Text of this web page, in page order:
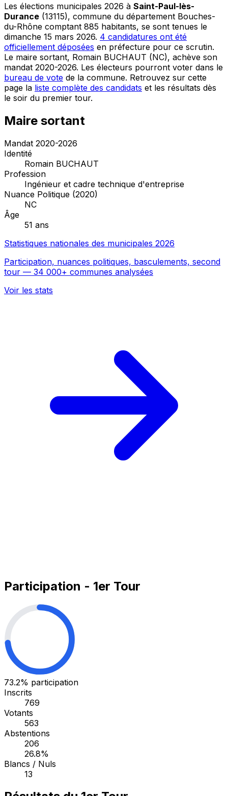
Les élections municipales 2026 à Saint-Paul-lès-
Durance (13115), commune du département Bouches-
du-Rhône comptant 885 habitants, se sont tenues le
dimanche 15 mars 2026. 4 candidatures ont été
officiellement déposées en préfecture pour ce scrutin.
Le maire sortant, Romain BUCHAUT (NC), achève son
mandat 2020-2026. Les électeurs pourront voter dans le
bureau de vote de la commune. Retrouvez sur cette
page la liste complète des candidats et les résultats dès
le soir du premier tour.
Maire sortant
Mandat 2020-2026
Identité
Romain BUCHAUT
Profession
Ingénieur et cadre technique d'entreprise
Nuance Politique (2020)
NC
Âge
51 ans
Statistiques nationales des municipales 2026
Participation, nuances politiques, basculements, second
tour — 34 000+ communes analysées
Voir les stats
Participation - 1er Tour
73.2% participation
Inscrits
769
Votants
563
Abstentions
206
26.8%
Blancs / Nuls
13